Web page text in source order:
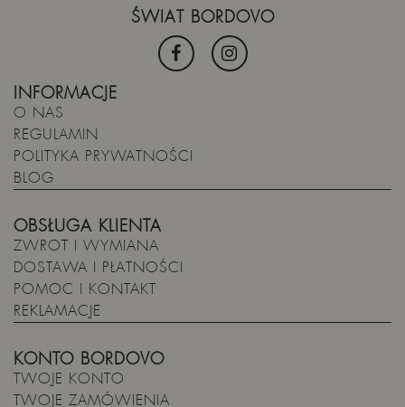
INFORMACJE
O NAS
REGULAMIN
POLITYKA PRYWATNOŚCI
BLOG
OBSŁUGA KLIENTA
ZWROT I WYMIANA
DOSTAWA I PŁATNOŚCI
POMOC I KONTAKT
REKLAMACJE
KONTO BORDOVO
TWOJE KONTO
TWOJE ZAMÓWIENIA
ŚWIAT BORDOVO